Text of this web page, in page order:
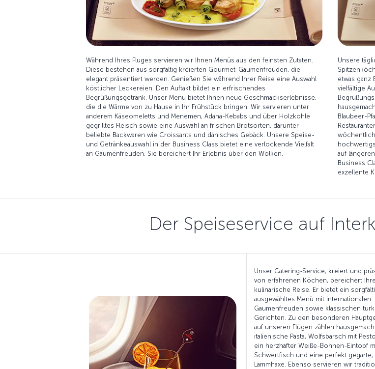
Während Ihres Fluges servieren wir Ihnen Menüs aus den feinsten Zutaten.
Diese bestehen aus sorgfältig kreierten Gourmet-Gaumenfreuden, die
elegant präsentiert werden. Genießen Sie während Ihrer Reise eine Auswahl
köstlicher Leckereien. Den Auftakt bildet ein erfrischendes
Begrüßungsgetränk. Unser Menü bietet Ihnen neue Geschmackserlebnisse,
die die Wärme von zu Hause in Ihr Frühstück bringen. Wir servieren unter
anderem Käseomeletts und Menemen, Adana-Kebabs und über Holzkohle
gegrilltes Fleisch sowie eine Auswahl an frischen Brotsorten, darunter
beliebte Backwaren wie Croissants und dänisches Gebäck. Unsere Speise-
und Getränkeauswahl in der Business Class bietet eine verlockende Vielfalt
an Gaumenfreuden. Sie bereichert Ihr Erlebnis über den Wolken.
Unsere
etwas ganz
vielfältige
Blaubeer-
auf
Business
exzellente
Der Speiseservice auf
Unser Catering-Service, kreiert und
von erfahrenen Köchen, bereichert Ihre
kulinarische Reise. Er bietet ein
ausgewähltes Menü mit internationalen
Gaumenfreuden sowie klassischen
Gerichten. Zu den besonderen
auf unseren Flügen zählen
italienische Pasta, Wolfsbarsch mit
ein herzhafter Weiße-Bohnen-Eintopf
Schwertfisch und eine perfekt gegarte,
Lammhaxe. Ebenso servieren wir